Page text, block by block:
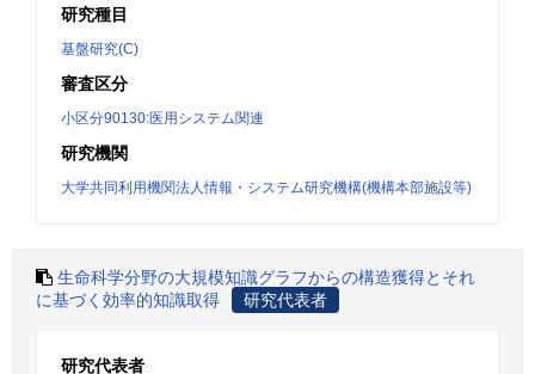
研究種目
基盤研究(C)
審査区分
小区分90130:医用システム関連
研究機関
大学共同利用機関法人情報・システム研究機構(機構本部施設等)
生命科学分野の大規模知識グラフからの構造獲得とそれ
に基づく効率的知識取得
研究代表者
研究代表者